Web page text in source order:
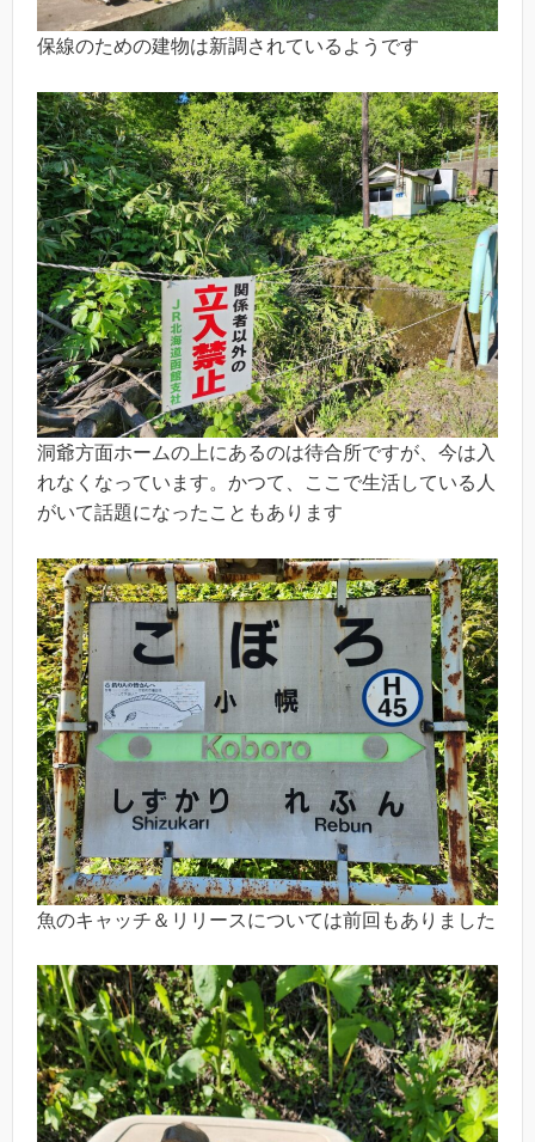
保線のための建物は新調されているようです
洞爺方面ホームの上にあるのは待合所ですが、今は入
れなくなっています。かつて、ここで生活している人
がいて話題になったこともあります
魚のキャッチ＆リリースについては前回もありました